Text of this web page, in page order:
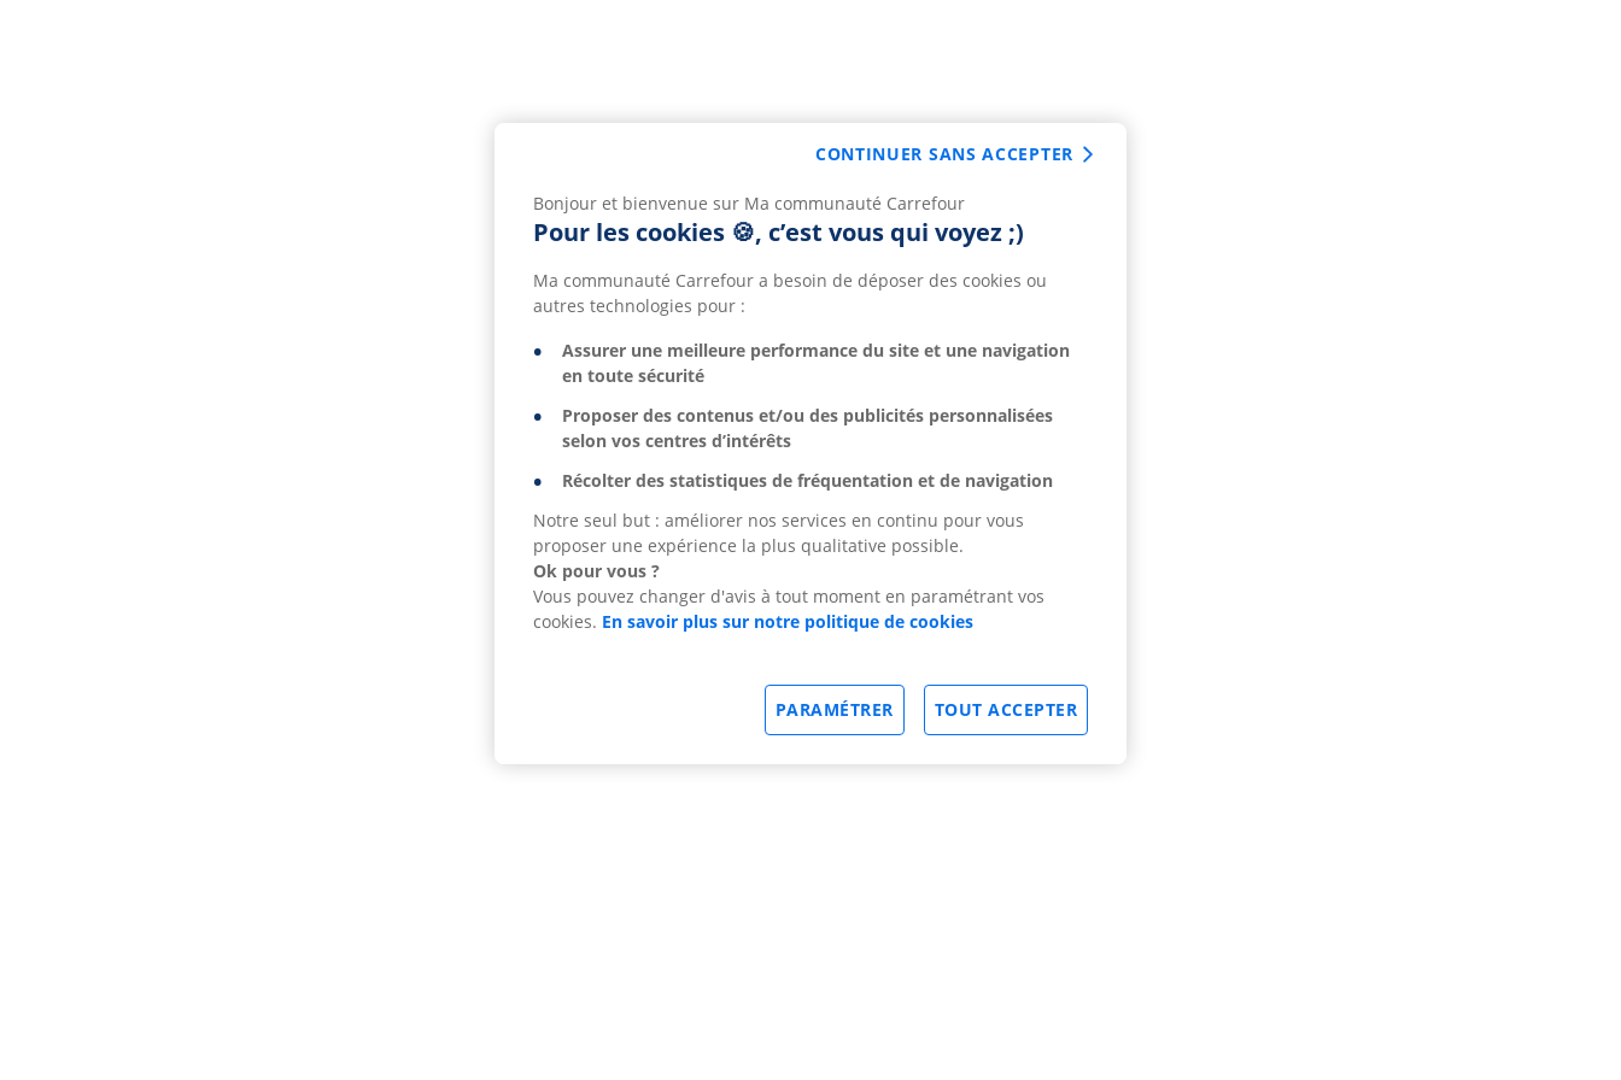
Bonjour et bienvenue sur Ma communauté Carrefour
Pour les cookies 🍪, c’est vous qui voyez ;)
Ma communauté Carrefour a besoin de déposer des cookies ou
autres technologies pour :
Assurer une meilleure performance du site et une navigation
en toute sécurité
Proposer des contenus et/ou des publicités personnalisées
selon vos centres d’intérêts
Récolter des statistiques de fréquentation et de navigation
Notre seul but : améliorer nos services en continu pour vous
proposer une expérience la plus qualitative possible.
Ok pour vous ?
Vous pouvez changer d'avis à tout moment en paramétrant vos
cookies. En savoir plus sur notre politique de cookies
TOUT ACCEPTER
PARAMÉTRER
CONTINUER SANS ACCEPTER